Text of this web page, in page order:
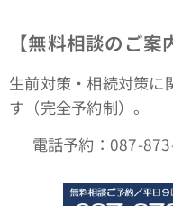
【無料相談のご案
生前対策・相続対策に
す（完全予約制）。
📞 電話予約：087-